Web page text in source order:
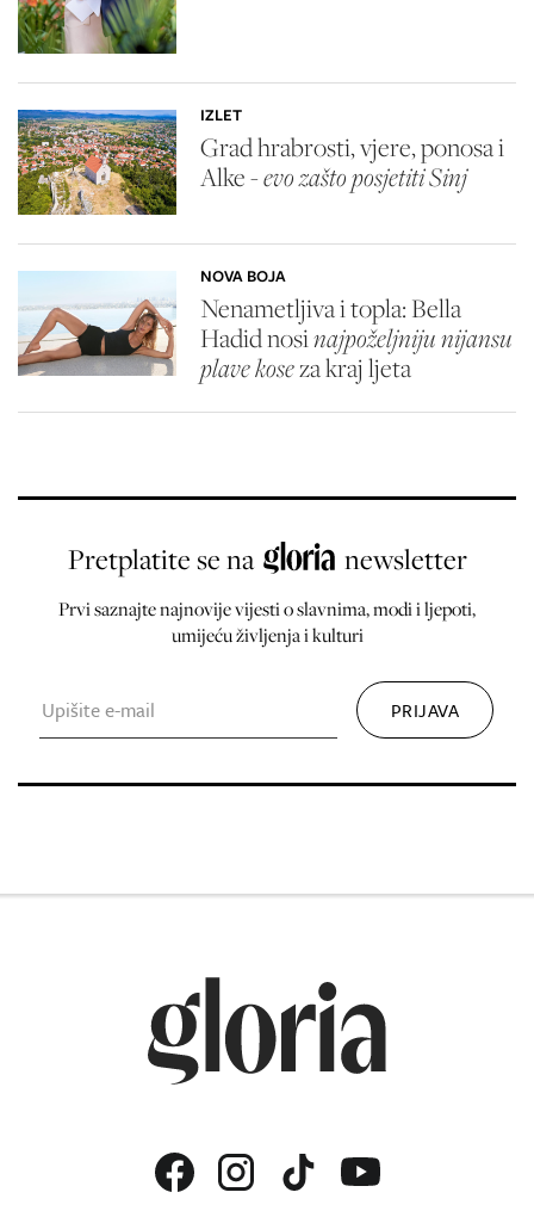
IZLET
Grad hrabrosti, vjere, ponosa i
Alke -evo zašto posjetiti Sinj
NOVA BOJA
Nenametljiva i topla: Bella
Hadid nosinajpoželjniju nijansu
plave koseza kraj ljeta
Pretplatite se na newsletter
Prvi saznajte najnovije vijesti o slavnima, modi i ljepoti,
umijeću življenja i kulturi